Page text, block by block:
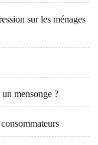
sur les ménages
mensonge ?